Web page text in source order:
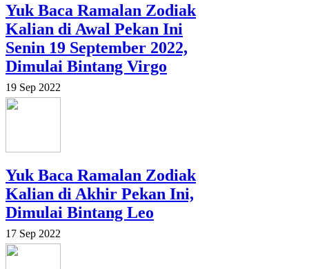
Yuk Baca Ramalan Zodiak
Kalian di Awal Pekan Ini
Senin 19 September 2022,
Dimulai Bintang Virgo
19 Sep 2022
Yuk Baca Ramalan Zodiak
Kalian di Akhir Pekan Ini,
Dimulai Bintang Leo
17 Sep 2022